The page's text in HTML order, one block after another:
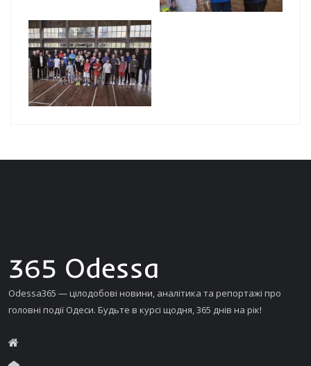
Odessa365 — цілодобові новини, аналітика та репортажі про
головні події Одеси. Будьте в курсі щодня, 365 днів на рік!